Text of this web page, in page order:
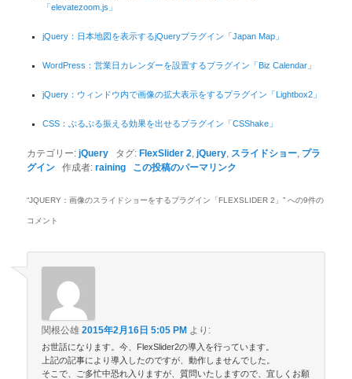
「elevatezoom.js」
jQuery：日本地図を表示するjQueryプラグイン「Japan Map」
WordPress：営業日カレンダーを設置するプラグイン「Biz Calendar」
jQuery：ウィンドウ内で画像の拡大表示をするプラグイン「Lightbox2」
CSS：ぶるぶる振える効果を出せるプラグイン「CSShake」
カテゴリー:jQuery タグ: FlexSlider 2,jQuery, スライドショー, プラ
グイン 作成者:raining この投稿のパーマリンク
“JQUERY：画像のスライドショーをするプラグイン「FLEXSLIDER 2」” への9件の
コメント
関根公雄 2015年2月16日 5:05 PM より:
お世話になります。今、FlexSlider2の導入を行っています。
上記の記事により導入したのですが、動作しませんでした。
そこで、ご多忙中恐れ入りますが、質問いたしますので、宜しくお願